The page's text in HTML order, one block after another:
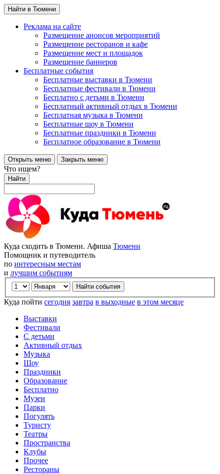
Найти в Тюмени
Реклама на сайте
Размещение анонсов мероприятий
Размещение ресторанов и кафе
Размещение мест и площадок
Размещение баннеров
Бесплатные события
Бесплатные выставки в Тюмени
Бесплатные фестивали в Тюмени
Бесплатно с детьми в Тюмени
Бесплатный активный отдых в Тюмени
Бесплатная музыка в Тюмени
Бесплатные шоу в Тюмени
Бесплатные праздники в Тюмени
Бесплатное образование в Тюмени
Открыть меню Закрыть меню
Что ищем?
Найти
Куда сходить в Тюмени. Афиша Тюмени
Помощник и путеводитель
по интересным местам
и лучшим событиям
Куда пойти сегодня завтра в выходные в этом месяце
Выставки
Фестивали
С детьми
Активный отдых
Музыка
Шоу
Праздники
Образование
Бесплатно
Музеи
Парки
Погулять
Туристу
Театры
Пространства
Клубы
Прочее
Рестораны